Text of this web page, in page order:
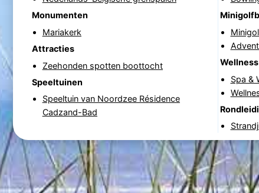
Monumenten
Mariakerk
Attracties
Zeehonden spotten boottocht
Speeltuinen
Speeltuin van Noordzee Résidence
Cadzand-Bad
Spa &